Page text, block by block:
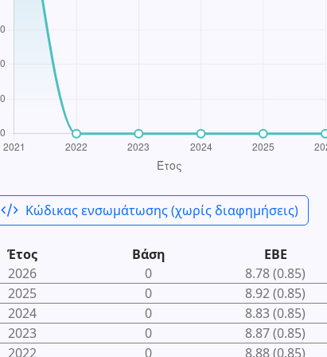
code_xml Κώδικας ενσωμάτωσης (χωρίς διαφημήσεις)
Έτος Βάση
ΕΒΕ
2026
0
8.78 (0.85)
2025
0
8.92 (0.85)
2024
0
8.83 (0.85)
2023
0
8.87 (0.85)
2022
0 8.88 (0.85)